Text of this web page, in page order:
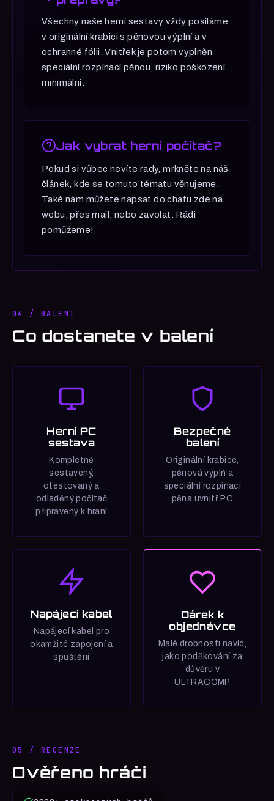
Všechny naše herní sestavy vždy posíláme
v originální krabici s pěnovou výplní a v
ochranné fólii. Vnitřek je potom vyplněn
speciální rozpínací pěnou, riziko poškození
minimální.
Jak vybrat herní počítač?
Pokud si vůbec nevíte rady, mrkněte na náš
článek, kde se tomuto tématu věnujeme.
Také nám můžete napsat do chatu zde na
webu, přes mail, nebo zavolat. Rádi
pomůžeme!
04 / BALENÍ
Co dostanete v balení
Herní PC
sestava
Kompletně
sestavený,
otestovaný a
odladěný počítač
připravený k hraní
Bezpečné
balení
Originální krabice,
pěnová výplň a
speciální rozpínací
pěna uvnitř PC
Napájecí kabel
Napájecí kabel pro
okamžité zapojení a
spuštění
Dárek k
objednávce
Malé drobnosti navíc,
jako poděkování za
důvěru v
ULTRACOMP
05 / RECENZE
Ověřeno hráči